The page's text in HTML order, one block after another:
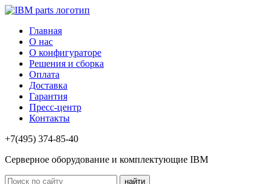
Главная
О нас
О конфигураторе
Решения и сборка
Оплата
Доставка
Гарантия
Пресс-центр
Контакты
+7(495) 374-85-40
Серверное оборудование и комплектующие IBM